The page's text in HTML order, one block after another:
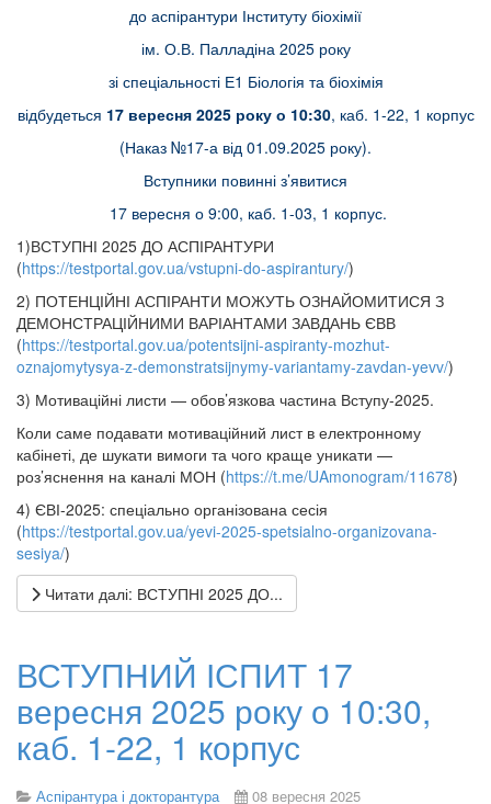
до аспірантури Інституту біохімії
ім. О.В. Палладіна 2025 року
зі спеціальності Е1 Біологія та біохімія
відбудеться 17 вересня 2025 року о 10:30, каб. 1-22, 1 корпус
(Наказ №17-а від 01.09.2025 року).
Вступники повинні з’явитися
17 вересня о 9:00, каб. 1-03, 1 корпус.
1)ВСТУПНІ 2025 ДО АСПІРАНТУРИ
(https://testportal.gov.ua/vstupni-do-aspirantury/)
2) ПОТЕНЦІЙНІ АСПІРАНТИ МОЖУТЬ ОЗНАЙОМИТИСЯ З
ДЕМОНСТРАЦІЙНИМИ ВАРІАНТАМИ ЗАВДАНЬ ЄВВ
(https://testportal.gov.ua/potentsijni-aspiranty-mozhut-
oznajomytysya-z-demonstratsijnymy-variantamy-zavdan-yevv/)
3) Мотиваційні листи — обов’язкова частина Вступу-2025.
Коли саме подавати мотиваційний лист в електронному
кабінеті, де шукати вимоги та чого краще уникати —
роз’яснення на каналі МОН (https://t.me/UAmonogram/11678)
4) ЄВІ-2025: спеціально організована сесія
(https://testportal.gov.ua/yevi-2025-spetsialno-organizovana-
sesiya/)
Читати далі: ВСТУПНІ 2025 ДО...
ВСТУПНИЙ ІСПИТ 17
вересня 2025 року о 10:30,
каб. 1-22, 1 корпус
Аспірантура і докторантура 08 вересня 2025